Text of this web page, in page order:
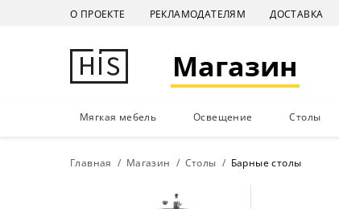
О ПРОЕКТЕ РЕКЛАМОДАТЕЛЯМ ДОСТАВКА
Магазин
Мягкая мебель Освещение Столы
Главная Магазин Столы Барные столы